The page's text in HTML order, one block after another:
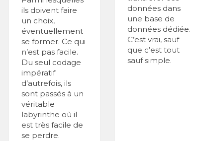
ils doivent faire
un choix,
éventuellement
se former. Ce qui
n’est pas facile.
Du seul codage
impératif
d’autrefois, ils
sont passés à un
véritable
labyrinthe où il
est très facile de
se perdre.
données dans
une base de
données dédiée.
C’est vrai, sauf
que c’est tout
sauf simple.